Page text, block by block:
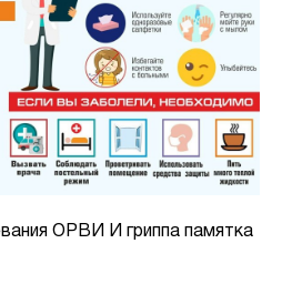
ОРВИ И гриппа памятка